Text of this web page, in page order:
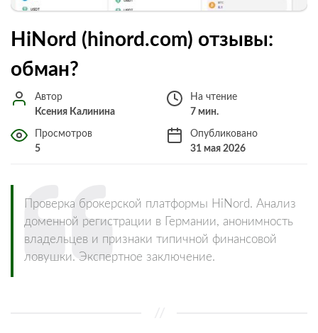
HiNord (hinord.com) отзывы:
обман?
Автор
Ксения Калинина
На чтение
7 мин.
Просмотров
5
Опубликовано
31 мая 2026
Проверка брокерской платформы HiNord. Анализ
доменной регистрации в Германии, анонимность
владельцев и признаки типичной финансовой
ловушки. Экспертное заключение.